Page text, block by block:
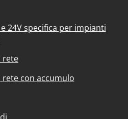
24V specifica per impianti
rete
con accumulo